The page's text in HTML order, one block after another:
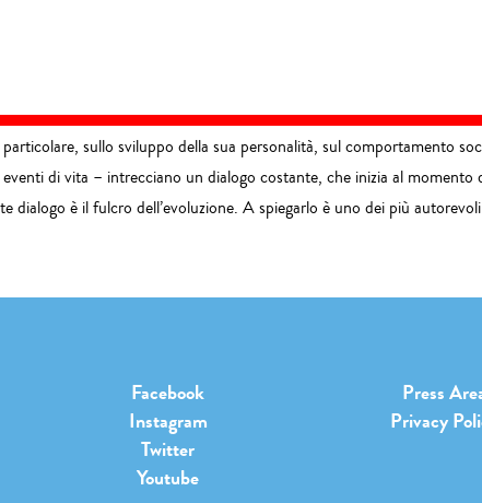
sullo sviluppo della sua personalità, sul comportamento
di vita – intrecciano un dialogo costante, che inizia al momento
dialogo è il fulcro dell’evoluzione. A spiegarlo è uno dei più
Facebook
Instagram
Twitter
Youtube
Press
Privacy